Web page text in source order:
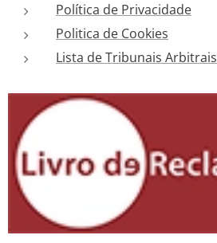
Política de Privacidade
Politica de Cookies
Lista de Tribunais Arbitrais